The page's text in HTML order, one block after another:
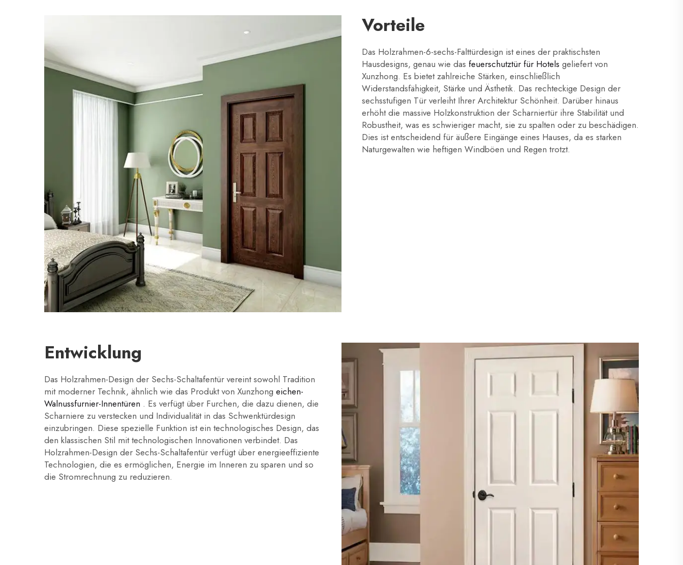
Vorteile
Das Holzrahmen-6-sechs-Falttürdesign ist eines der praktischsten
Hausdesigns, genau wie das feuerschutztür für Hotels geliefert von
Xunzhong. Es bietet zahlreiche Stärken, einschließlich
Widerstandsfähigkeit, Stärke und Ästhetik. Das rechteckige Design der
sechsstufigen Tür verleiht Ihrer Architektur Schönheit. Darüber hinaus
erhöht die massive Holzkonstruktion der Scharniertür ihre Stabilität und
Robustheit, was es schwieriger macht, sie zu spalten oder zu beschädigen.
Dies ist entscheidend für äußere Eingänge eines Hauses, da es starken
Naturgewalten wie heftigen Windböen und Regen trotzt.
Entwicklung
Das Holzrahmen-Design der Sechs-Schaltafentür vereint sowohl Tradition
mit moderner Technik, ähnlich wie das Produkt von Xunzhong eichen-
Walnussfurnier-Innentüren . Es verfügt über Furchen, die dazu dienen, die
Scharniere zu verstecken und Individualität in das Schwenktürdesign
einzubringen. Diese spezielle Funktion ist ein technologisches Design, das
den klassischen Stil mit technologischen Innovationen verbindet. Das
Holzrahmen-Design der Sechs-Schaltafentür verfügt über energieeffiziente
Technologien, die es ermöglichen, Energie im Inneren zu sparen und so
die Stromrechnung zu reduzieren.